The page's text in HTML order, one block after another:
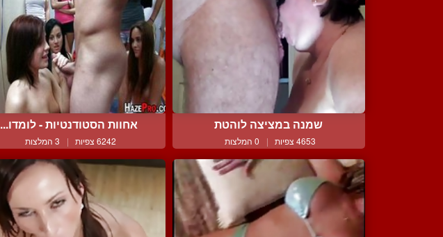
שמנה במציצה לוהטת
4653 צפיות | 0 המלצות
אחוות הסטודנטיות - לומדו...
6242 צפיות | 3 המלצות